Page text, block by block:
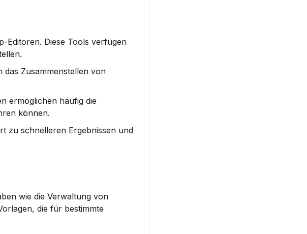
Editoren. Diese Tools verfügen
das Zusammenstellen von
ermöglichen häufig die
können.
zu schnelleren Ergebnissen und
die für bestimmte